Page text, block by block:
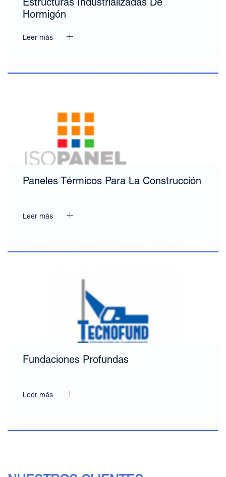
Hormigón
Leer más
Paneles Térmicos Para La Construcción
Leer más
Fundaciones Profundas
Leer más